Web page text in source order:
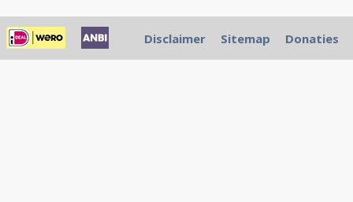
Disclaimer Sitemap Donaties